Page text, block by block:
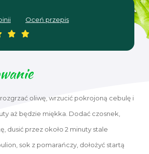
Oceń przepis
oliwę, wrzucić pokrojoną cebulę i
aż będzie miękka. Dodać czosnek,
dusić przez około 2 minuty stale
sok z pomarańczy, dołożyć startą